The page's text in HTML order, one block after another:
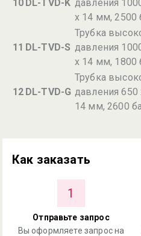
10 DL-TVD-K давления
х 14 мм, 2500
11 DL-TVD-S
Трубка
давления
х 14 мм, 1800
12 DL-TVD-G
Трубка
давления 650
14 мм, 2600
Как заказать
1
Отправьте запрос
Вы оформляете запрос на